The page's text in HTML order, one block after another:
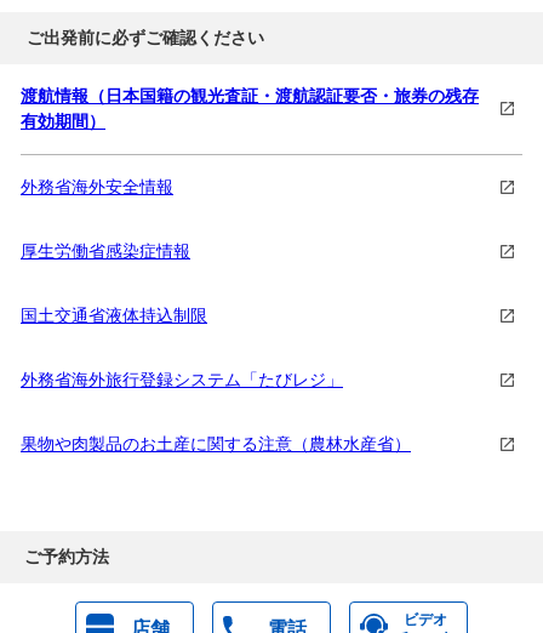
ご出発前に必ずご確認ください
渡航情報（日本国籍の観光査証・渡航認証要否・旅券の残存
有効期間）
外務省海外安全情報
厚生労働省感染症情報
国土交通省液体持込制限
外務省海外旅行登録システム「たびレジ」
果物や肉製品のお土産に関する注意（農林水産省）
ご予約方法
ビデオ